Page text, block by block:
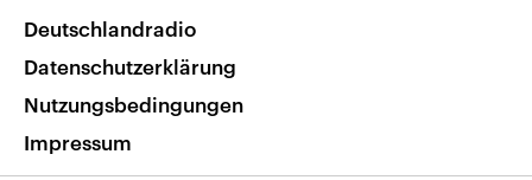
Nachrichten App
Frequenzen
Veranstaltungen
Musikliste
RSS
Deutschlandradio
Datenschutzerklärung
Nutzungsbedingungen
Impressum